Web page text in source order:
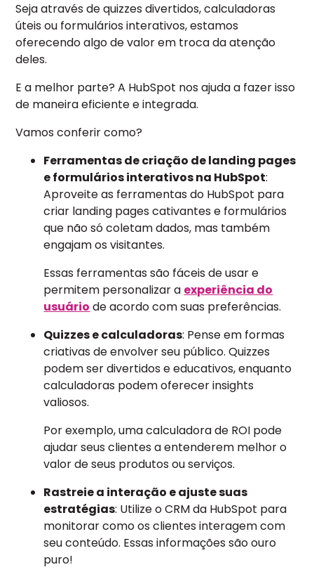
Seja através de quizzes divertidos, calculadoras
úteis ou formulários interativos, estamos
oferecendo algo de valor em troca da atenção
deles.
E a melhor parte? A HubSpot nos ajuda a fazer isso
de maneira eficiente e integrada.
Vamos conferir como?
Ferramentas de criação de landing pages
e formulários interativos na HubSpot:
Aproveite as ferramentas do HubSpot para
criar landing pages cativantes e formulários
que não só coletam dados, mas também
engajam os visitantes.
Essas ferramentas são fáceis de usar e
permitem personalizar a experiência do
usuário de acordo com suas preferências.
Quizzes e calculadoras: Pense em formas
criativas de envolver seu público. Quizzes
podem ser divertidos e educativos, enquanto
calculadoras podem oferecer insights
valiosos.
Por exemplo, uma calculadora de ROI pode
ajudar seus clientes a entenderem melhor o
valor de seus produtos ou serviços.
Rastreie a interação e ajuste suas
estratégias: Utilize o CRM da HubSpot para
monitorar como os clientes interagem com
seu conteúdo. Essas informações são ouro
puro!